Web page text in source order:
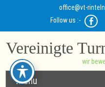
office@vt-
Follow us :-
Vereinigte
wir
Menu